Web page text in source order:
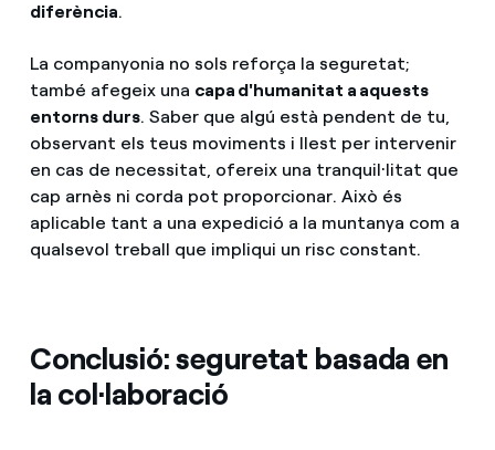
diferència.
La companyonia no sols reforça la seguretat;
també afegeix una capa d'humanitat a aquests
entorns durs. Saber que algú està pendent de tu,
observant els teus moviments i llest per intervenir
en cas de necessitat, ofereix una tranquil·litat que
cap arnès ni corda pot proporcionar. Això és
aplicable tant a una expedició a la muntanya com a
qualsevol treball que impliqui un risc constant.
Conclusió: seguretat basada en
la col·laboració